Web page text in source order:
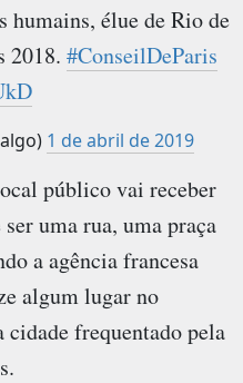
élue de Rio de
2018. #ConseilDeParis
1 de abril de 2019
público vai receber
uma rua, uma praça
a agência francesa
algum lugar no
frequentado pela